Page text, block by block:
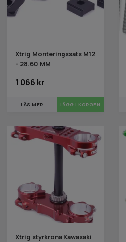
Xtrig Monteringssats M12
- 28.60 MM
1 066 kr
LÄS MER
Xtrig styrkrona Kawasaki